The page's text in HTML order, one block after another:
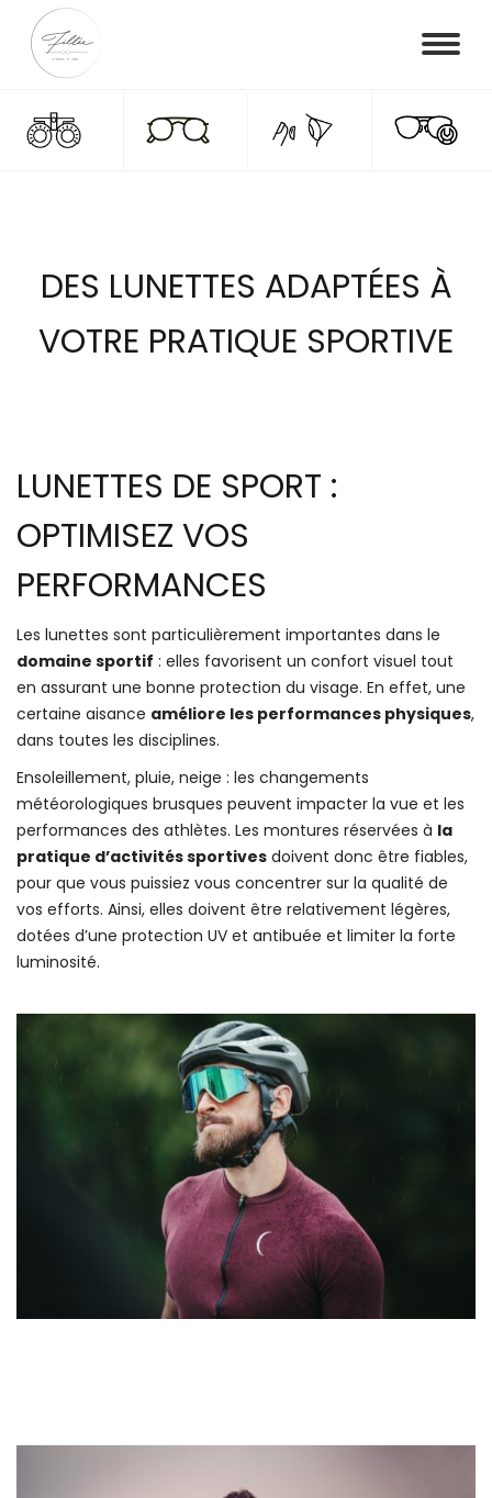
DES LUNETTES ADAPTÉES À
VOTRE PRATIQUE SPORTIVE
LUNETTES DE SPORT :
OPTIMISEZ VOS
PERFORMANCES
Les lunettes sont particulièrement importantes dans le
domaine sportif : elles favorisent un confort visuel tout
en assurant une bonne protection du visage. En effet, une
certaine aisance améliore les performances physiques,
dans toutes les disciplines.
Ensoleillement, pluie, neige : les changements
météorologiques brusques peuvent impacter la vue et les
performances des athlètes. Les montures réservées à la
pratique d’activités sportives doivent donc être fiables,
pour que vous puissiez vous concentrer sur la qualité de
vos efforts. Ainsi, elles doivent être relativement légères,
dotées d’une protection UV et antibuée et limiter la forte
luminosité.